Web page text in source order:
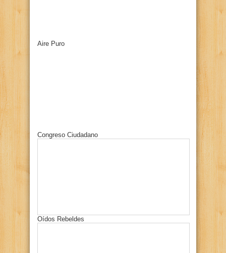
Aire Puro
Congreso Ciudadano
Oídos Rebeldes